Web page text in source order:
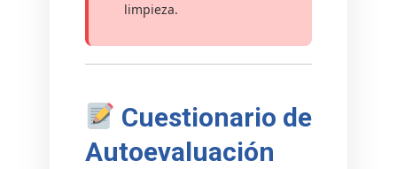
limpieza.
Cuestionario de
Autoevaluación